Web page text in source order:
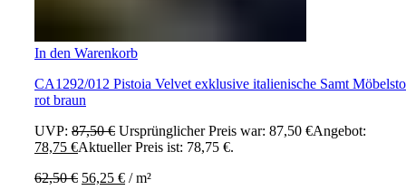
In den Warenkorb
CA1292/012 Pistoia Velvet exklusive italienische Samt
rot braun
UVP: 87,50€ Ursprünglicher Preis war: 87,50 €Angebot:
78,75 €Aktueller Preis ist: 78,75 €.
62,50€ 56,25 € /m²